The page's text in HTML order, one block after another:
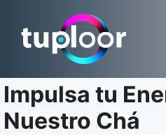
para
Impulsa tu
Nuestro Chá